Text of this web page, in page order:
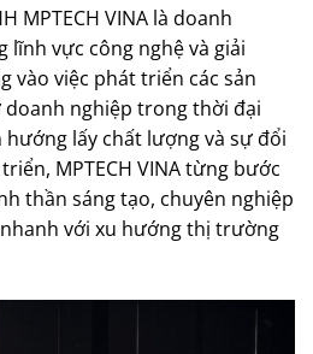
MPTECH VINA là doanh
vực công nghệ và giải
vào việc phát triển các sản
nghiệp trong thời đại
hướng lấy chất lượng và sự đổi
MPTECH VINA từng bước
thần sáng tạo, chuyên nghiệp
với xu hướng thị trường